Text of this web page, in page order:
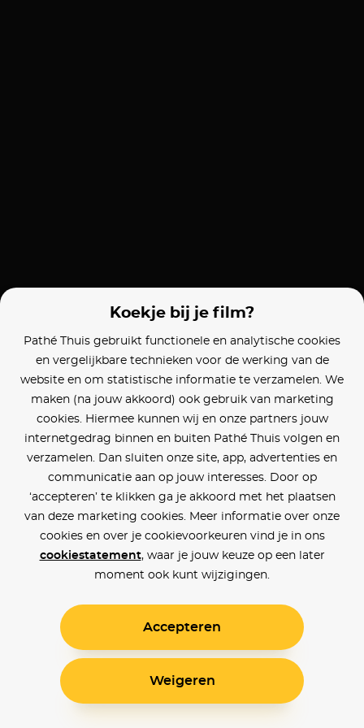
Koekje bij je film?
Pathé Thuis gebruikt functionele en analytische cookies
en vergelijkbare technieken voor de werking van de
website en om statistische informatie te verzamelen. We
maken (na jouw akkoord) ook gebruik van marketing
cookies. Hiermee kunnen wij en onze partners jouw
internetgedrag binnen en buiten Pathé Thuis volgen en
verzamelen. Dan sluiten onze site, app, advertenties en
communicatie aan op jouw interesses. Door op
‘accepteren’ te klikken ga je akkoord met het plaatsen
van deze marketing cookies. Meer informatie over onze
cookies en over je cookievoorkeuren vind je in ons
cookiestatement, waar je jouw keuze op een later
moment ook kunt wijzigingen.
Accepteren
Weigeren